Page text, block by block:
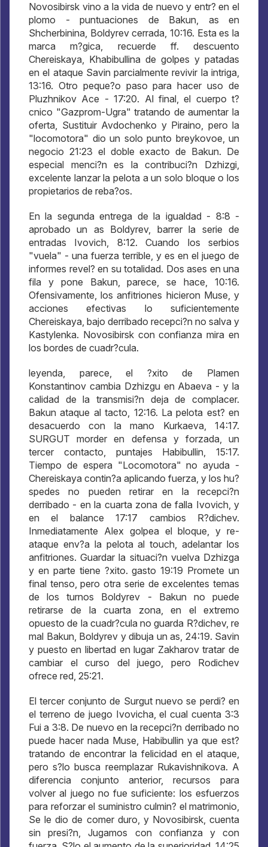
Novosibirsk vino a la vida de nuevo y entr? en el
plomo - puntuaciones de Bakun, as en
Shcherbinina, Boldyrev cerrada, 10:16. Esta es la
marca m?gica, recuerde ff. descuento
Chereiskaya, Khabibullina de golpes y patadas
en el ataque Savin parcialmente revivir la intriga,
13:16. Otro peque?o paso para hacer uso de
Pluzhnikov Ace - 17:20. Al final, el cuerpo t?
cnico "Gazprom-Ugra" tratando de aumentar la
oferta, Sustituir Avdochenko y Piraino, pero la
"locomotora" dio un solo punto breykovoe, un
negocio 21:23 el doble exacto de Bakun. De
especial menci?n es la contribuci?n Dzhizgi,
excelente lanzar la pelota a un solo bloque o los
propietarios de reba?os.
En la segunda entrega de la igualdad - 8:8 -
aprobado un as Boldyrev, barrer la serie de
entradas Ivovich, 8:12. Cuando los serbios
"vuela" - una fuerza terrible, y es en el juego de
informes revel? en su totalidad. Dos ases en una
fila y pone Bakun, parece, se hace, 10:16.
Ofensivamente, los anfitriones hicieron Muse, y
acciones efectivas lo suficientemente
Chereiskaya, bajo derribado recepci?n no salva y
Kastylenka. Novosibirsk con confianza mira en
los bordes de cuadr?cula.
leyenda, parece, el ?xito de Plamen
Konstantinov cambia Dzhizgu en Abaeva - y la
calidad de la transmisi?n deja de complacer.
Bakun ataque al tacto, 12:16. La pelota est? en
desacuerdo con la mano Kurkaeva, 14:17.
SURGUT morder en defensa y forzada, un
tercer contacto, puntajes Habibullin, 15:17.
Tiempo de espera "Locomotora" no ayuda -
Chereiskaya contin?a aplicando fuerza, y los hu?
spedes no pueden retirar en la recepci?n
derribado - en la cuarta zona de falla Ivovich, y
en el balance 17:17 cambios R?dichev.
Inmediatamente Alex golpea el bloque, y re-
ataque env?a la pelota al touch, adelantar los
anfitriones. Guardar la situaci?n vuelva Dzhizga
y en parte tiene ?xito. gasto 19:19 Promete un
final tenso, pero otra serie de excelentes temas
de los turnos Boldyrev - Bakun no puede
retirarse de la cuarta zona, en el extremo
opuesto de la cuadr?cula no guarda R?dichev, re
mal Bakun, Boldyrev y dibuja un as, 24:19. Savin
y puesto en libertad en lugar Zakharov tratar de
cambiar el curso del juego, pero Rodichev
ofrece red, 25:21.
El tercer conjunto de Surgut nuevo se perdi? en
el terreno de juego Ivovicha, el cual cuenta 3:3
Fui a 3:8. De nuevo en la recepci?n derribado no
puede hacer nada Muse, Habibullin ya que est?
tratando de encontrar la felicidad en el ataque,
pero s?lo busca reemplazar Rukavishnikova. A
diferencia conjunto anterior, recursos para
volver al juego no fue suficiente: los esfuerzos
para reforzar el suministro culmin? el matrimonio,
Se le dio de comer duro, y Novosibirsk, cuenta
sin presi?n, Jugamos con confianza y con